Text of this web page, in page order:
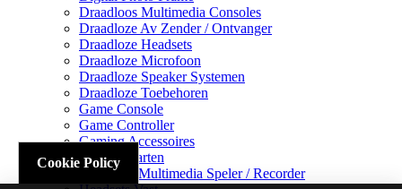
Draadloos Multimedia Consoles
Draadloze Av Zender / Ontvanger
Draadloze Headsets
Draadloze Microfoon
Draadloze Speaker Systemen
Draadloze Toebehoren
Game Console
Game Controller
Gaming Accessoires
Geluidskaarten
Handheld Multimedia Speler / Recorder
Cookie Policy